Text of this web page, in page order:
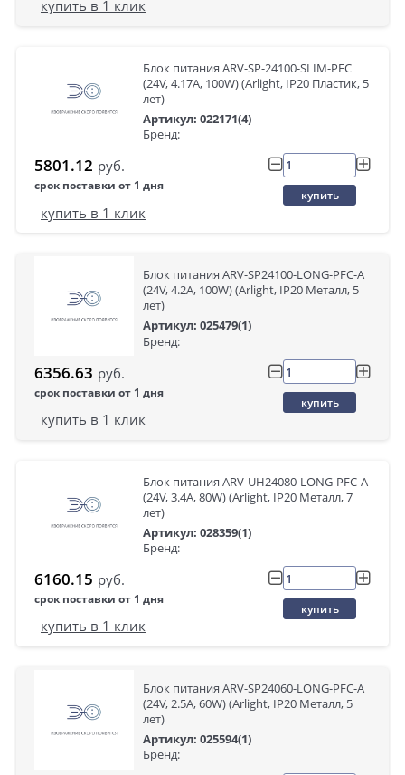
купить в 1 клик
Блок питания ARV-SP-24100-SLIM-PFC
(24V, 4.17A, 100W) (Arlight, IP20 Пластик, 5
лет)
Артикул: 022171(4)
Бренд:
5801.12 руб.
срок поставки от 1 дня
купить
купить в 1 клик
Блок питания ARV-SP24100-LONG-PFC-A
(24V, 4.2A, 100W) (Arlight, IP20 Металл, 5
лет)
Артикул: 025479(1)
Бренд:
6356.63 руб.
срок поставки от 1 дня
купить
купить в 1 клик
Блок питания ARV-UH24080-LONG-PFC-A
(24V, 3.4A, 80W) (Arlight, IP20 Металл, 7
лет)
Артикул: 028359(1)
Бренд:
6160.15 руб.
срок поставки от 1 дня
купить
купить в 1 клик
Блок питания ARV-SP24060-LONG-PFC-A
(24V, 2.5A, 60W) (Arlight, IP20 Металл, 5
лет)
Артикул: 025594(1)
Бренд: